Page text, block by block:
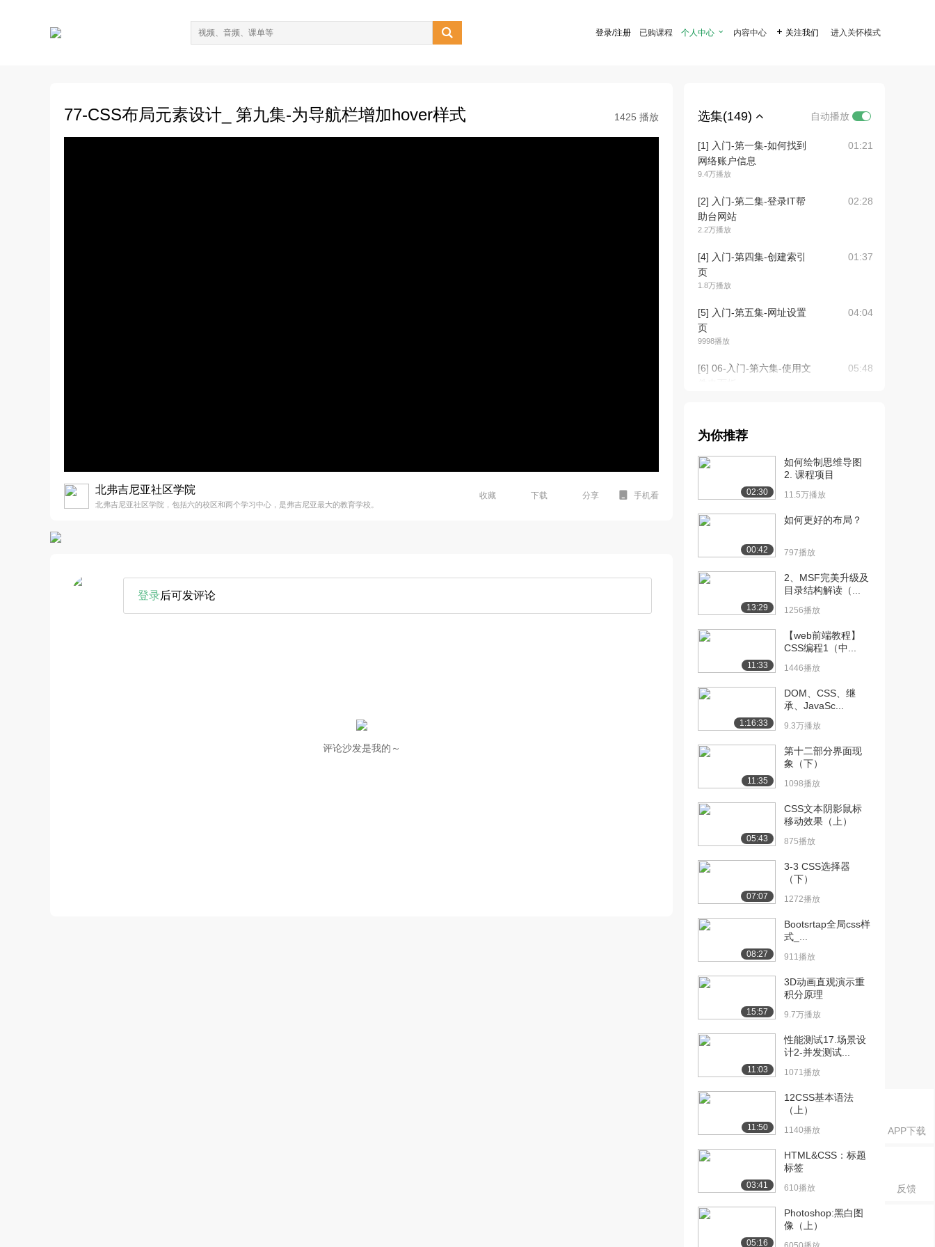
 登录/注册 已购课程 个人中心  内容中心  关注我们 进入关怀模式
APP下载
反馈
77-CSS布局元素设计_ 第九集-为导航栏增加hover样式 1425 播放
北弗吉尼亚社区学院
北弗吉尼亚社区学院，包括六的校区和两个学习中心，是弗吉尼亚最大的教育学校。
收藏 下载 分享 手机看
登录后可发评论
评论沙发是我的～
选集(149) 自动播放
[1] 入门-第一集-如何找到
网络账户信息
9.4万播放
01:21
[2] 入门-第二集-登录IT帮
助台网站
2.2万播放
02:28
[4] 入门-第四集-创建索引
页
1.8万播放
01:37
[5] 入门-第五集-网址设置
页
9998播放
04:04
[6] 06-入门-第六集-使用文
05:48
删除和提...
[8] 08-基于用户的设计-第
一集-用户...
二集-用户...
[10] 10-基于用户的设计-
第三集-用户...
03:17
[11] 11-基于用户的设计-
第四集-怎样...
4260播放
[12] 12-基于用户的设计-
第五集-用户...
3218播放
[13] 13-基于用户的设计-
第六集-提供...
4940播放
03:19
[14] 14-基于用户的设计-
03:59
[15] 15-基于用户的设计-
02:14
[16] 16-基于用户的设计-
03:20
[17] 17-图像处理进阶
06:08
[18] 18-图像处理进阶
05:44
[19] 19-图像处理进阶
_Photosh...
04:22
[20] 20-图像处理进阶
_Photosh...
_Photosh...
为你推荐
02:30
如何绘制思维导图
2. 课程项目
11.5万播放
00:42
如何更好的布局？
797播放
13:29
2、MSF完美升级及
目录结构解读（...
1256播放
11:33
【web前端教程】
CSS编程1（中...
1446播放
1:16:33
DOM、CSS、继
承、JavaSc...
9.3万播放
11:35
第十二部分界面现
象（下）
1098播放
05:43
CSS文本阴影鼠标
移动效果（上）
875播放
07:07
3-3 CSS选择器
（下）
1272播放
08:27
Bootsrtap全局css样
式_...
911播放
15:57
3D动画直观演示重
积分原理
9.7万播放
11:03
性能测试17.场景设
计2-并发测试...
1071播放
11:50
12CSS基本语法
（上）
1140播放
03:41
HTML&CSS：标题
标签
610播放
05:16
Photoshop:黑白图
像（上）